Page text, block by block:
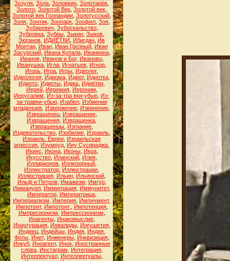
Зозуля Зола Золовкин Золотарёв
Золото Золотой Век Золотой век
Золотой век Голландии Золотусский
Золя Зонтик Зоопарк Зоофил Зоя
Зубаревич Зубоскальство,
Зубровка Зубры Зыкин Зыков
Зюганов ИДИЁТКИ Ибигдан Ив
Монтан, Иван, Иван Грозный, Иван
Засурский, Ивана Купала, Иванкина,
Иванов, Иванов и Бог, Иваново,
Иванушка Игла Игнатьев Игнор
Игорь Игра Игры Идеолог,
Идеология, Идиома, Идиот, Идиотка,
Идиото Идиоты Идиш Идиётки
Иерей, Иеремия, Иероним
Иерусалим
Из-за-тра вки-убью Из-
за-травки-убью, Изабел, Избиение
младенцев Извержение Извинение
Извращенец, Извращение,
Извращения Извращенка
Извращенцы Изгнание
Издевательство Изобилие Израиль
Израиль. Евреи Израильская
агрессия Изумруд Ииу Сусираджа
Икинс
Икона, Иконы, Икра,
Икусство Иланский Илия
Илларионов Иллюзорный
Иллюстратор Иллюстрации
Иллюстрация, Ильин, Ильинский,
Ильф и Петров, Имажизм Имгур,
Иммануил Иммиграция Иммунитет,
Император, Императрица,
Империализм
Империя Импичмент,
Импотент, Импотент. Импотенция,
Импресионизм
Импрессионизм
Инагенты, Инакомыслие,
Инаугурация, Инвалиды, Ингушетия,
Индеец, Индейцы, Индия, Индия.
Фоты, Инет, Инженеры, Инквизиция,
Инкуб, Иноагент, Инок, Иностранные
слова, Инстаграм Интеграция,
Интеллектуал, Интеллектуалы,